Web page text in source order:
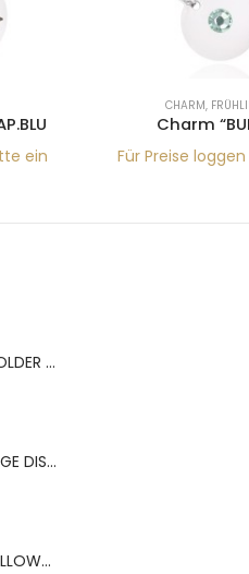
ein
CHARM,
Charm
Für Preise
BERNS ACR.RING HOLDER 180*120MM FOR 9 RINGS
BERNS ACR.OHRRINGE DISP. 130*320MM FOR 36 PAIRS
BERNS ARMBAND PILLOW+HOLD.8*8 ,5 WH.PU